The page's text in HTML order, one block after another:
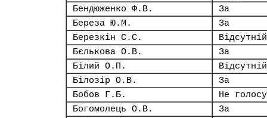
Бендюженко Ф.В.
За
Береза Ю.М.
За
Березкін С.С.
Відсутній
Бєлькова О.В.
За
Білий О.П.
Відсутній
Білозір О.В.
За
Бобов Г.Б.
Не
Богомолець О.В.
За